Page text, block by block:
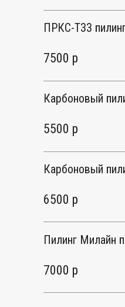
ПРКС-T33
7500 р
Карбоновый
5500 р
Карбоновый
6500 р
Пилинг Милайн
7000 р